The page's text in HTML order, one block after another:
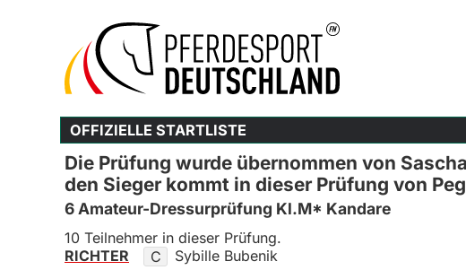
OFFIZIELLE STARTLISTE
Die Prüfung wurde übernommen von
den Sieger kommt in dieser Prüfung von
6 Amateur-Dressurprüfung Kl.M* Kandare
10 Teilnehmer in dieser Prüfung.
RICHTER
C Sybille Bubenik